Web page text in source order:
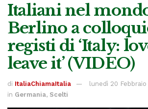
Italiani nel
Berlino a
registi di ‘Italy:
leave it’ (VIDEO)
di ItaliaChiamaItalia
lunedì 20 Febbraio
in Germania, Scelti